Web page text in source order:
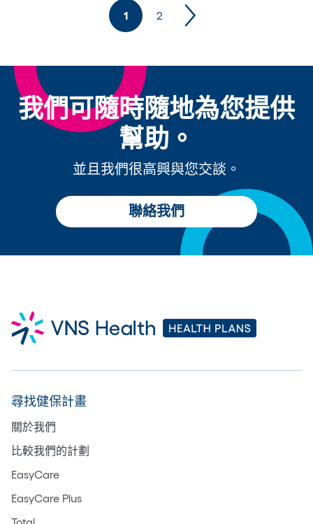
1 2
我們可隨時隨地為您提供
幫助。
並且我們很高興與您交談。
聯絡我們
尋找健保計畫
關於我們
比較我們的計劃
EasyCare
EasyCare Plus